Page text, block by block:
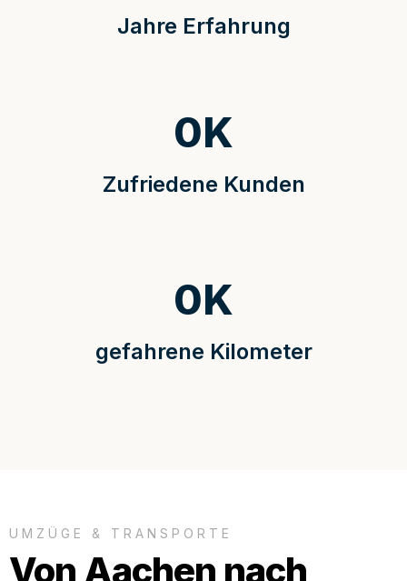
Jahre Erfahrung
Zufriedene Kunden
0K
gefahrene Kilometer
0K
UMZÜGE & TRANSPORTE
Von Aachen nach